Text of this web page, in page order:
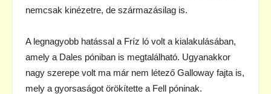
nemcsak kinézetre, de származásilag is.
A legnagyobb hatással a Fríz ló volt a kialakulásában,
amely a Dales póniban is megtalálható. Ugyanakkor
nagy szerepe volt ma már nem létező Galloway fajta is,
mely a gyorsaságot örökítette a Fell póninak.